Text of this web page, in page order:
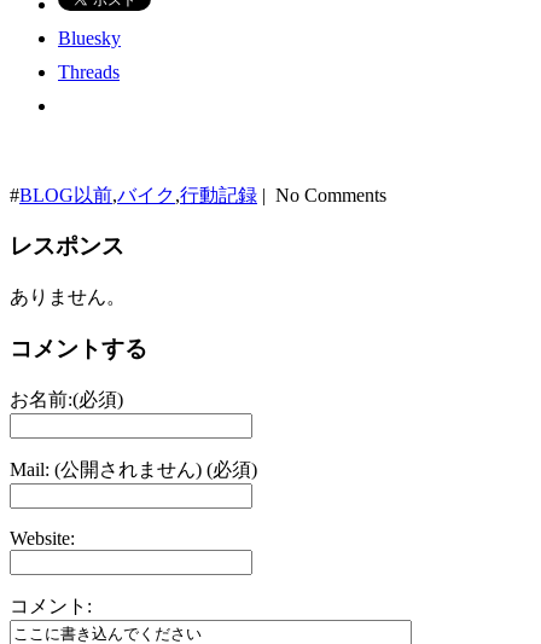
Bluesky
Threads
#BLOG以前,バイク,行動記録 | No Comments
レスポンス
ありません。
コメントする
お名前:(必須)
Mail: (公開されません) (必須)
Website:
コメント: